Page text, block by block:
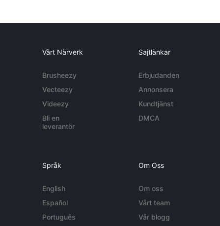
Vårt Närverk
Brusheezy
Vecteezy
Videezy
Bli en
leverantör
Sajtlänkar
Erbjudanden
Annonsera
Kundtjänst
DMCA
Språk
English
Español
Português
Om Oss
Om oss
Vårt team
Vår blogg